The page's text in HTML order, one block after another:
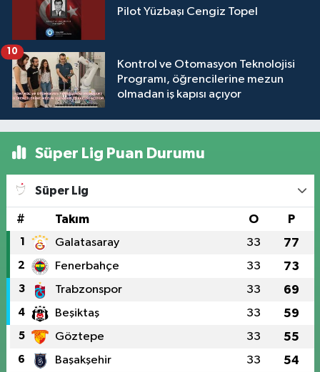
Pilot Yüzbaşı Cengiz Topel
Kontrol ve Otomasyon Teknolojisi
Programı, öğrencilerine mezun
olmadan iş kapısı açıyor
10
Süper Lig Puan Durumu
Süper Lig
# Takım O P
1 Galatasaray 33 77
2 Fenerbahçe 33 73
3 Trabzonspor 33 69
4 Beşiktaş 33 59
5 Göztepe 33 55
6 Başakşehir 33 54